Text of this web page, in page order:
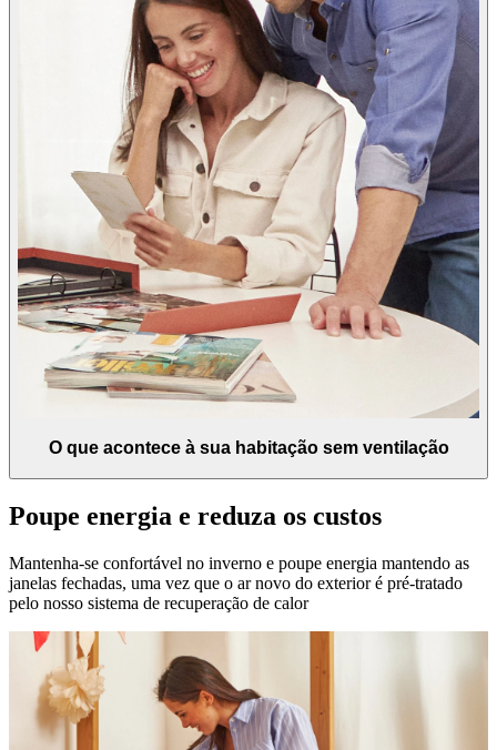
O que acontece à sua habitação sem ventilação
Poupe energia e reduza os custos
Mantenha-se confortável no inverno e poupe energia mantendo as
janelas fechadas, uma vez que o ar novo do exterior é pré-tratado
pelo nosso sistema de recuperação de calor